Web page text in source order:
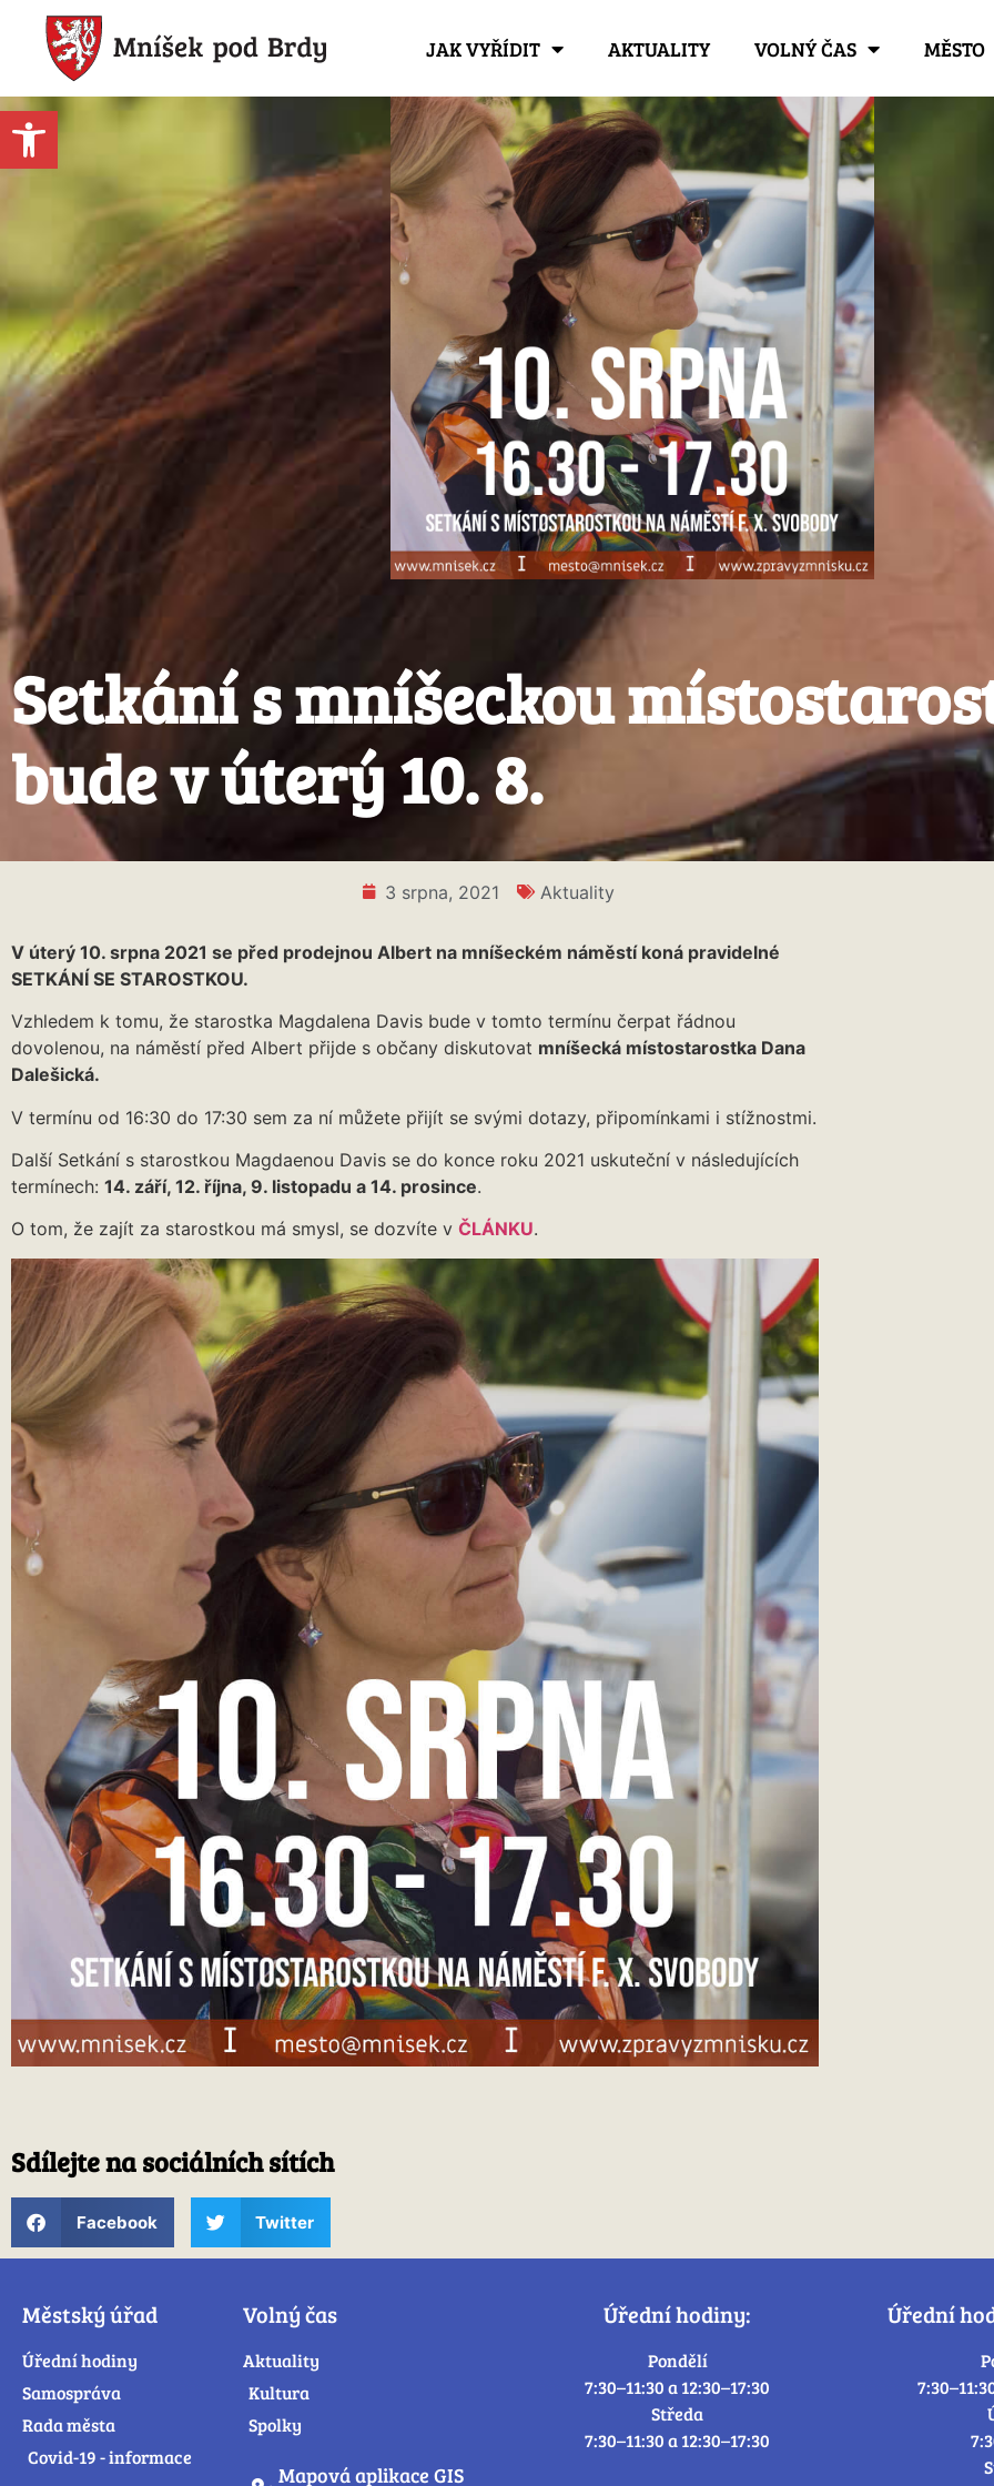
Open toolbar
JAK VYŘÍDIT AKTUALITY VOLNÝ ČAS MĚSTO
Setkání s mníšeckou
bude v úterý 10. 8.
3 srpna, 2021 Aktuality
V úterý 10. srpna 2021 se před prodejnou Albert na mníšeckém náměstí koná pravidelné
SETKÁNÍ SE STAROSTKOU.
Vzhledem k tomu, že starostka Magdalena Davis bude v tomto termínu čerpat řádnou
dovolenou, na náměstí před Albert přijde s občany diskutovat mníšecká místostarostka Dana
Dalešická.
V termínu od 16:30 do 17:30 sem za ní můžete přijít se svými dotazy, připomínkami i stížnostmi.
Další Setkání s starostkou Magdaenou Davis se do konce roku 2021 uskuteční v následujících
termínech: 14. září, 12. října, 9. listopadu a 14. prosince.
O tom, že zajít za starostkou má smysl, se dozvíte v ČLÁNKU.
Sdílejte na sociálních sítích
Facebook Twitter
Městský úřad
Úřední hodiny
Samospráva
Rada města
Covid-19 - informace
Volný čas
Aktuality
Kultura
Spolky
Mapová aplikace GIS
Úřední hodiny:
Pondělí
7:30–11:30 a 12:30–17:30
Středa
7:30–11:30 a 12:30–17:30
Úřední